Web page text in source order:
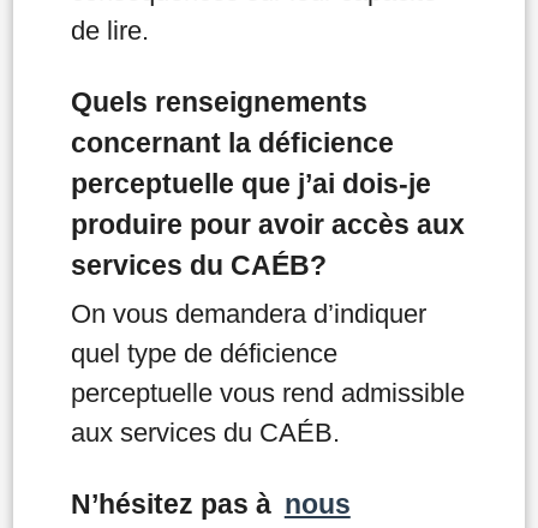
de lire.
Quels renseignements
concernant la déficience
perceptuelle que j’ai dois-je
produire pour avoir accès aux
services du CAÉB?
On vous demandera d’indiquer
quel type de déficience
perceptuelle vous rend admissible
aux services du CAÉB.
N’hésitez pas à nous